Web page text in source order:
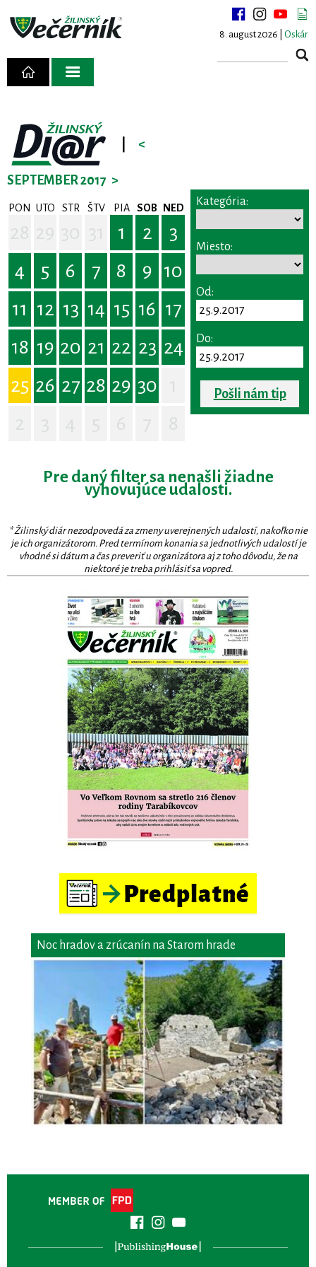
8. august 2026 | Oskár
<
SEPTEMBER 2017 >
PON UTO STR ŠTV PIA SOB NED
1 2
3
4
5 6 7 8 9 10
11 12 13 14 15 16 17
18 19 20 21 22 23 24
25 26 27 28 29 30
Kategória:
Miesto:
Od:
Do:
Pošli nám tip
Pre daný filter sa nenašli žiadne
vyhovujúce udalosti.
* Žilinský diár nezodpovedá za zmeny uverejnených udalostí, nakoľko nie
je ich organizátorom. Pred termínom konania sa jednotlivých udalostí je
vhodné si dátum a čas preveriť u organizátora aj z toho dôvodu, že na
niektoré je treba prihlásiť sa vopred.
Noc hradov a zrúcanín na Starom hrade